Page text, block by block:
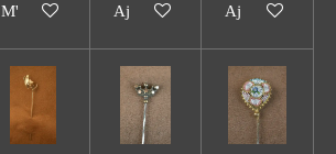
M'avertir si disponibleAjouter au panierAjouter au